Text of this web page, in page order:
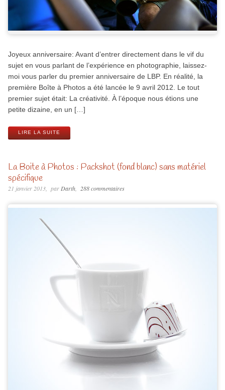
Joyeux anniversaire: Avant d’entrer directement dans le vif du
sujet en vous parlant de l’expérience en photographie, laissez-
moi vous parler du premier anniversaire de LBP. En réalité, la
première Boîte à Photos a été lancée le 9 avril 2012. Le tout
premier sujet était: La créativité. À l’époque nous étions une
petite dizaine, en un […]
LIRE LA SUITE
La Boite à Photos : Packshot (fond blanc) sans matériel
spécifique
21 janvier 2013 parDarth 288 commentaires